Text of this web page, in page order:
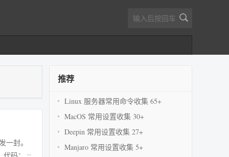
封。
推荐
Linux 服务器常用命令收集 65+
MacOS 常用设置收集 30+
Deepin 常用设置收集 27+
Manjaro 常用设置收集 5+